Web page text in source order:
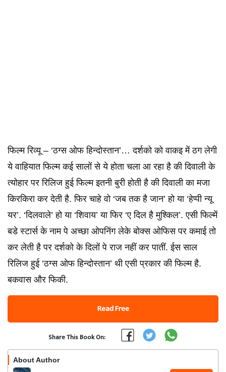
फिल्म रिव्यू – ‘ठग्स ओफ हिन्दोस्तान’… दर्शको को वाकइ में ठग लेगी
ये वाहियात फिल्म कई सालों से ये होता चला आ रहा है की दिवाली के
त्योहार पर रिलिज हुई फिल्म इतनी बुरी होती है की दिवाली का मजा
किरकिरा कर देती है. फिर चाहे वो ‘जब तक है जान’ हो या ‘हेप्पी न्यू
यर’. ‘दिलवाले’ हो या ‘शिवाय’ या फिर ‘ए दिल है मुश्किल’. एसी फिल्में
बडे स्टार्स के नाम पे अच्छा ओपनिंग लेके बोक्स ओफिस पर कमाई तो
कर लेती है पर दर्शको के दिलों पे राज नहीं कर पातीं. ईस साल
रिलिज हुई ‘ठग्स ओफ हिन्दोस्तान’ थी एसी प्रकार की फिल्म है.
बकवास और फिकी.
Read Free
Share This Book On:
About Author